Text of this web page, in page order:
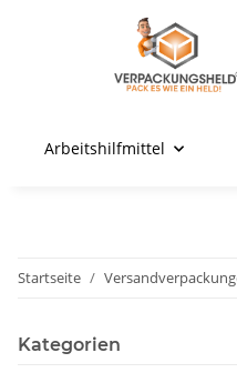
Arbeitshilfmittel
Startseite
Kategorien